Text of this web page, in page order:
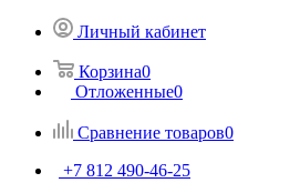
Личный кабинет
Корзина0
Отложенные0
Сравнение товаров0
+7 812 490-46-25